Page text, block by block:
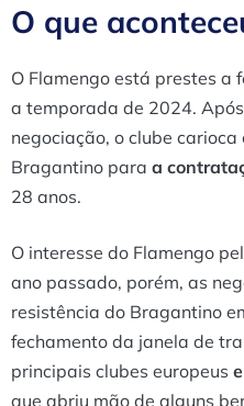
O que
O Flamengo está prestes a
a temporada de 2024.
negociação, o clube
Bragantino para a
28 anos.
O interesse do Flamengo
ano passado, porém, as
resistência do Bragantino
fechamento da janela de
principais clubes europeus
que abriu mão de alguns